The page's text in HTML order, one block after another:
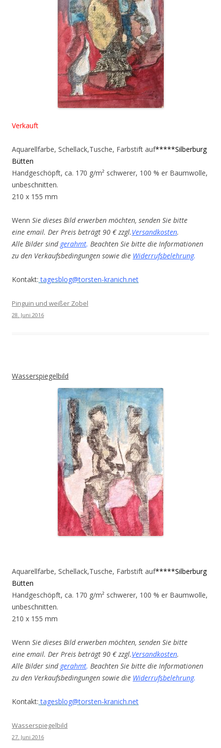
Verkauft
Aquarellfarbe, Schellack,Tusche, Farbstift auf*****Silberburg
Bütten
Handgeschöpft, ca. 170 g/m² schwerer, 100 % er Baumwolle,
unbeschnitten.
210 x 155 mm
Wenn Sie dieses Bild erwerben möchten, senden Sie bitte
eine email. Der Preis beträgt 90 € zzgl.Versandkosten.
Alle Bilder sind gerahmt. Beachten Sie bitte die Informationen
zu den Verkaufsbedingungen sowie die Widerrufsbelehrung.
Kontakt: tagesblog@torsten-kranich.net
Pinguin und weißer Zobel
28. Juni 2016
Wasserspiegelbild
Aquarellfarbe, Schellack,Tusche, Farbstift auf*****Silberburg
Bütten
Handgeschöpft, ca. 170 g/m² schwerer, 100 % er Baumwolle,
unbeschnitten.
210 x 155 mm
Wenn Sie dieses Bild erwerben möchten, senden Sie bitte
eine email. Der Preis beträgt 90 € zzgl.Versandkosten.
Alle Bilder sind gerahmt. Beachten Sie bitte die Informationen
zu den Verkaufsbedingungen sowie die Widerrufsbelehrung.
Kontakt: tagesblog@torsten-kranich.net
Wasserspiegelbild
27. Juni 2016